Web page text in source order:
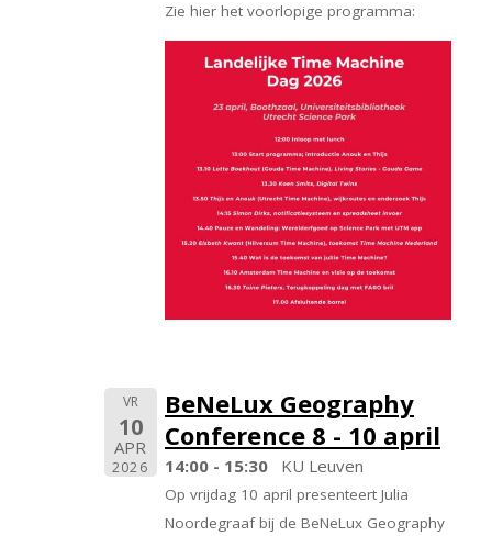
Zie hier het voorlopige programma:
VR
10
APR
2026
BeNeLux Geography
Conference 8 - 10 april
14:00 - 15:30 KU Leuven
Op vrijdag 10 april presenteert Julia
Noordegraaf bij de BeNeLux Geography